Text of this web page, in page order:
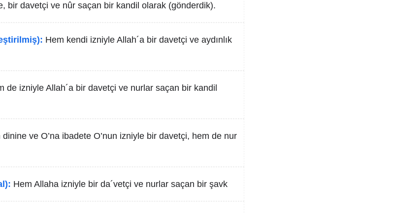
bir davetçi ve nûr saçan bir kandil olarak (gönderdik).
Hem kendi izniyle Allah´a bir davetçi ve aydınlık
de izniyle Allah´a bir davetçi ve nurlar saçan bir kandil
dinine ve O’na ibadete O’nun izniyle bir davetçi, hem de nur
Hem Allaha izniyle bir da´vetçi ve nurlar saçan bir şavk